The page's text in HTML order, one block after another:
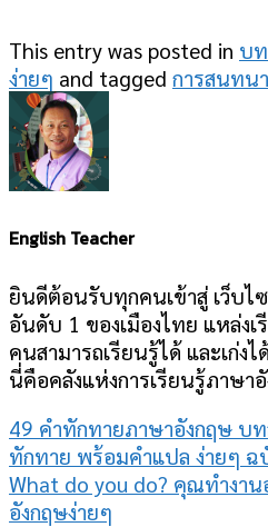
This entry was posted in บ
ง่ายๆ and tagged การสนทน
English Teacher
ยินดีต้อนรับทุกคนเข้าสู่ เว็บไ
อันดับ 1 ของเมืองไทย แหล่ง
คนสามารถเรียนรู้ได้ และเก่ง
นี่คือคลังแห่งการเรียนรู้ภาษา
49 คําทักทายภาษาอังกฤษ บ
ทักทาย พร้อมคําแปล ง่ายๆ ฉ
What do you do? คุณทำงา
อังกฤษง่ายๆ